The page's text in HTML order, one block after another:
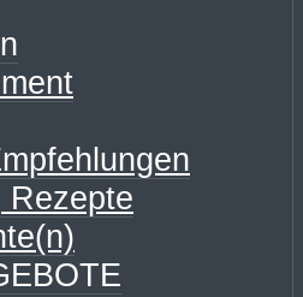
Rezepte